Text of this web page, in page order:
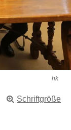
hk
Schriftgröße